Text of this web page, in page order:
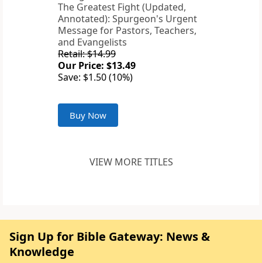
The Greatest Fight (Updated,
Annotated): Spurgeon's Urgent
Message for Pastors, Teachers,
and Evangelists
Retail: $14.99
Our Price: $13.49
Save: $1.50 (10%)
Buy Now
VIEW MORE TITLES
Sign Up for Bible Gateway: News &
Knowledge